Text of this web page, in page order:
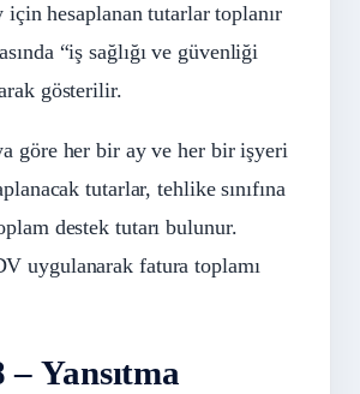
için hesaplanan tutarlar toplanır
“iş sağlığı ve güvenliği
gösterilir.
göre her bir ay ve her bir işyeri
tutarlar, tehlike sınıfına
destek tutarı bulunur.
uygulanarak fatura toplamı
Yansıtma